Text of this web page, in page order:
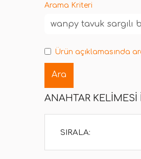
Arama Kriteri
Ürün açıklamasında
ANAHTAR
SIRALA: